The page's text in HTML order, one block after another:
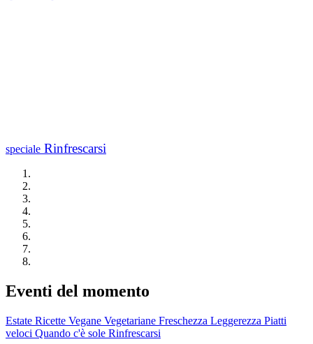
speciale Rinfrescarsi
Eventi del momento
Estate Ricette Vegane Vegetariane Freschezza Leggerezza Piatti
veloci Quando c'è sole Rinfrescarsi